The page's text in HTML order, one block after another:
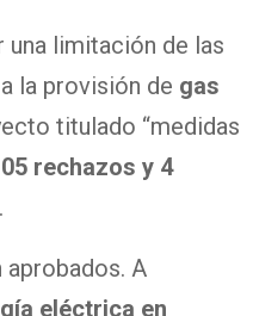
limitación de las
la provisión de gas
titulado “medidas
rechazos y 4
A
eléctrica en